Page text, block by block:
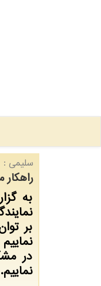
سلیمی :
راهكار
به
بر
در
نماییم.